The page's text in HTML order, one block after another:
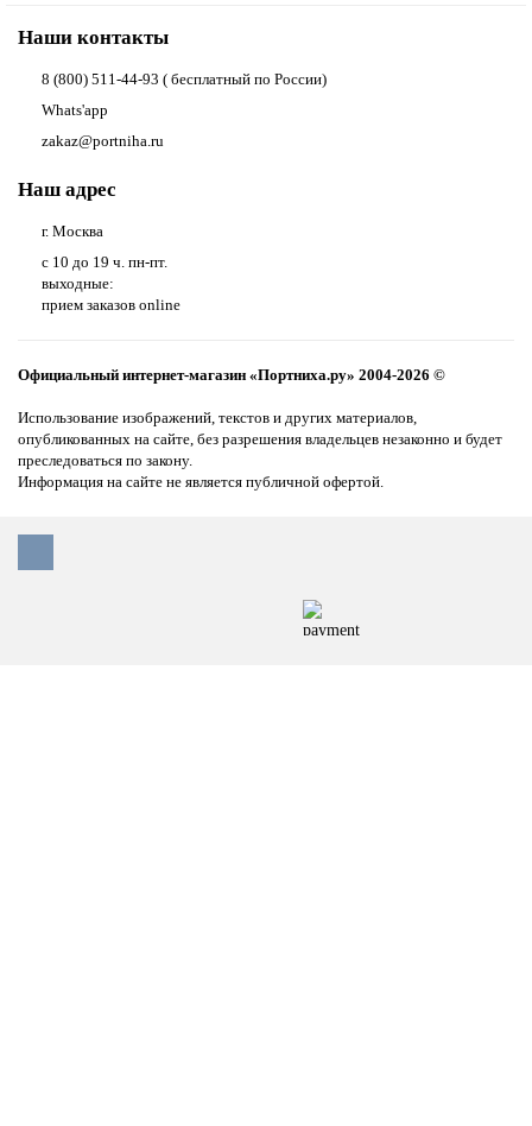
Наши контакты
8 (800) 511-44-93 ( бесплатный по России)
Whats'app
zakaz@portniha.ru
Наш адрес
г. Москва
с 10 до 19 ч. пн-пт.
выходные:
прием заказов online
Официальный интернет-магазин «Портниха.ру» 2004-2026 ©
Использование изображений, текстов и других материалов,
опубликованных на сайте, без разрешения владельцев незаконно и будет
преследоваться по закону.
Информация на сайте не является публичной офертой.